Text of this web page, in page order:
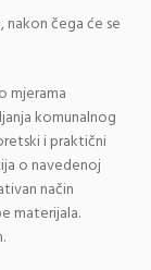
čega će se
mjerama
komunalnog
i praktični
o navedenoj
način
materijala.